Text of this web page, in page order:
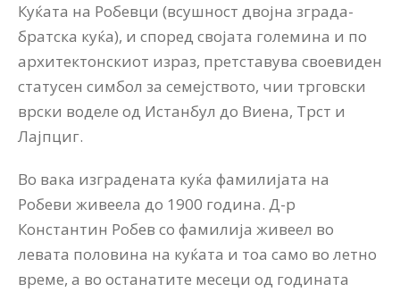
Куќата на Робевци (всушност двојна зграда-
братска куќа), и според својaта големина и по
архитектонскиот израз, претставува своевиден
статусен симбол за семејството, чии трговски
врски воделе од Истанбул до Виена, Трст и
Лајпциг.
Во вака изградената куќа фамилијата на
Робеви живеела до 1900 година. Д-р
Константин Робев со фамилија живеел во
левата половина на куќата и тоа само во летно
време, а во останатите месеци од годината